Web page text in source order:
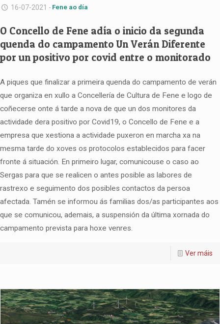
16-07-2021 - Fene ao día
O Concello de Fene adía o inicio da segunda
quenda do campamento Un Verán Diferente
por un positivo por covid entre o monitorado
A piques que finalizar a primeira quenda do campamento de verán
que organiza en xullo a Concellería de Cultura de Fene e logo de
coñecerse onte á tarde a nova de que un dos monitores da
actividade dera positivo por Covid19, o Concello de Fene e a
empresa que xestiona a actividade puxeron en marcha xa na
mesma tarde do xoves os protocolos establecidos para facer
fronte á situación. En primeiro lugar, comunicouse o caso ao
Sergas para que se realicen o antes posible as labores de
rastrexo e seguimento dos posibles contactos da persoa
afectada. Tamén se informou ás familias dos/as participantes aos
que se comunicou, ademais, a suspensión da última xornada do
campamento prevista para hoxe venres.
Ver máis